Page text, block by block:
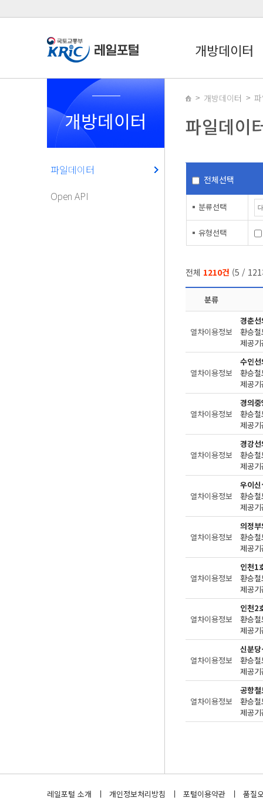
개방데이터
개방데이터
파일데이터
Open API
개방데이터
파일데이
전체선택
분류선택
유형선택
전체 1210건 (5 / 121
분류
열차이용정보
경춘
환승
제공
열차이용정보
수인
환승
제공
열차이용정보
경의
환승
제공
열차이용정보
경강
환승
제공
열차이용정보
우이
환승
제공
열차이용정보
의정
환승
제공
열차이용정보
인천1
환승
제공
열차이용정보
인천2
환승
제공
열차이용정보
신분
환승
제공
열차이용정보
공항
환승
제공
레일포털 소개 개인정보처리방침 포털이용약관 품질